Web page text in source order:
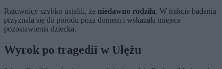
Ratownicy szybko ustalili, że niedawno rodziła. W trakcie badania
przyznała się do porodu poza domem i wskazała miejsce
pozostawienia dziecka.
Wyrok po tragedii w Ułężu